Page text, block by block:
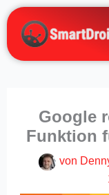
Zum
Inhalt
springen
Google
Funktion
von